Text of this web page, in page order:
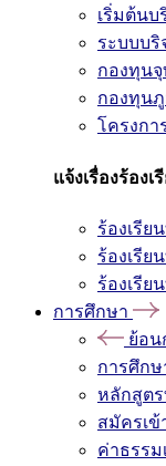
เริ่มต้นบ
ระบบบริ
กองทุน
กองทุน
โครงกา
แจ้งเรื่องร้องเ
ร้องเรีย
ร้องเรีย
ร้องเรีย
การศึกษา
ย้อน
การศึกษ
หลักสูต
สมัครเข้
ค่าธรรม